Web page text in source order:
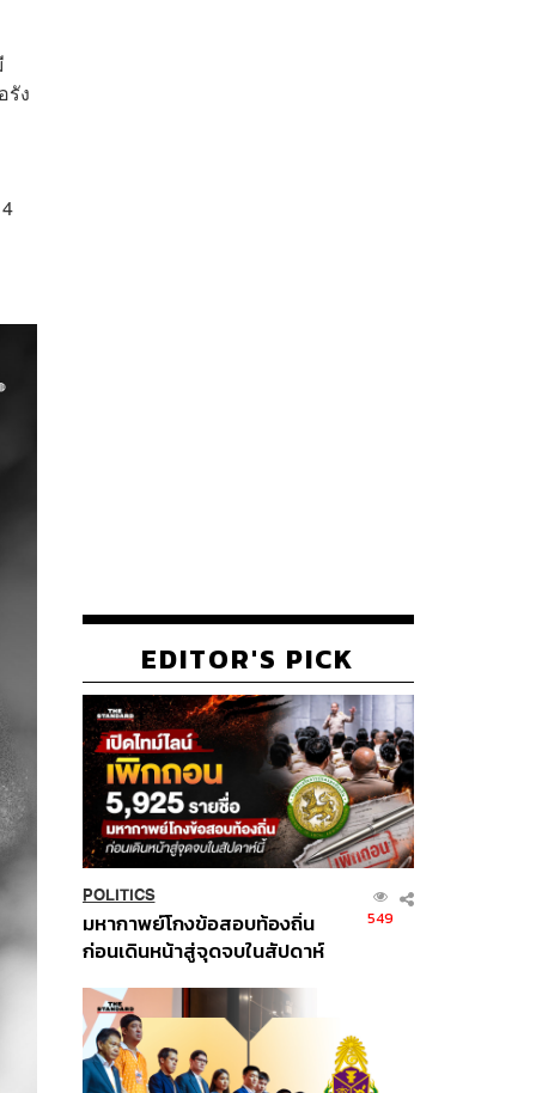
รัง
EDITOR'S PICK
POLITICS
มหากาพย์โกงข้อสอบท้องถิ่น
ก่อนเดินหน้าสู่จุดจบในสัปดาห์
549